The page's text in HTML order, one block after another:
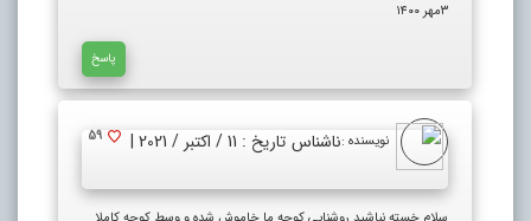
۳مهر ۱۴۰۰
پاسخ
نویسنده :ناشناس تاریخ : 11 / اکتبر / 2021 | 59